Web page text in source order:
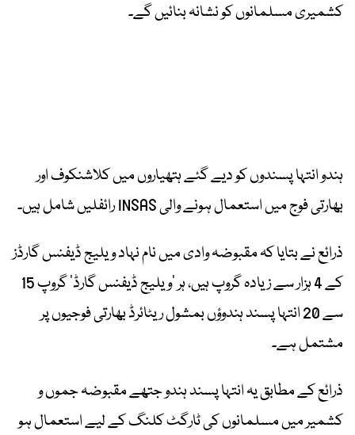
کشمیری مسلمانوں کو نشانہ بنائیں گے۔
ہندو انتہا پسندوں کو دیے گئے ہتھیاروں میں کلاشنکوف اور
بھارتی فوج میں استعمال ہونے والی INSAS رائفلیں شامل ہیں۔
ذرائع نے بتایا کہ مقبوضہ وادی میں نام نہاد ویلیج ڈیفنس گارڈز
کے 4 ہزار سے زیادہ گروپ ہیں، ہر ’ویلیج ڈیفنس گارڈ‘ گروپ 15
سے 20 انتہا پسند ہندوؤں بمشول ریٹائرڈ بھارتی فوجیوں پر
مشتمل ہے۔
ذرائع کے مطابق یہ انتہا پسند ہندو جتھے مقبوضہ جموں و
کشمیر میں مسلمانوں کی ٹارگٹ کلنگ کے لیے استعمال ہو